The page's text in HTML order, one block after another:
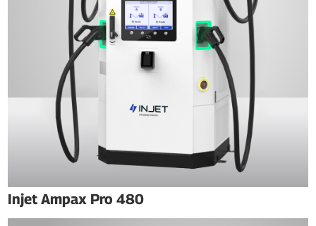
Injet Ampax Pro 480